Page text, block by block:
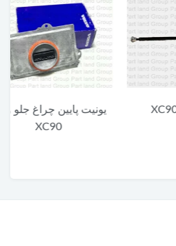
یونیت پایین چراغ جلو ولوو